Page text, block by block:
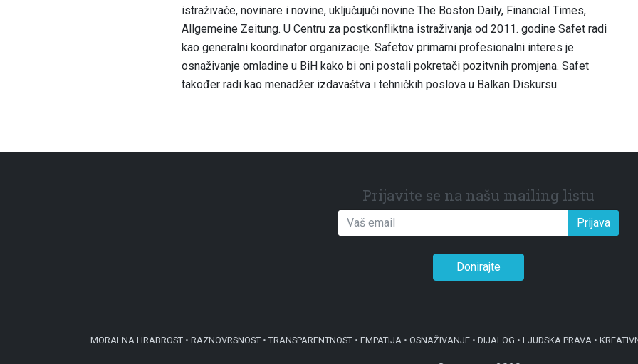
istraživače, novinare i novine, uključujući novine The Boston Daily, Financial Times,
Allgemeine Zeitung. U Centru za postkonfliktna istraživanja od 2011. godine Safet radi
kao generalni koordinator organizacije. Safetov primarni profesionalni interes je
osnaživanje omladine u BiH kako bi oni postali pokretači pozitvnih promjena. Safet
također radi kao menadžer izdavaštva i tehničkih poslova u Balkan Diskursu.
Prijavite se na našu mailing listu
Prijava
Donirajte
MORALNA HRABROST • RAZNOVRSNOST • TRANSPARENTNOST • EMPATIJA • OSNAŽIVANJE • DIJALOG • LJUDSKA PRAVA •